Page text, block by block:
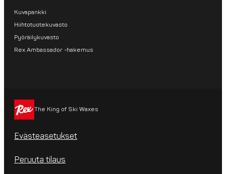
Kuvapankki
Hiihtotuotekuvasto
Pyöräilykuvasto
Rex Ambassador -hakemus
The King of Ski Waxes
Evästeasetukset
Peruuta tilaus